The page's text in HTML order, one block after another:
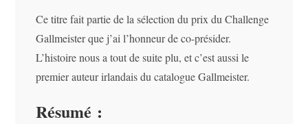
Ce titre fait partie de la sélection du prix du Challenge
Gallmeister que j’ai l’honneur de co-présider.
L’histoire nous a tout de suite plu, et c’est aussi le
premier auteur irlandais du catalogue Gallmeister.
Résumé :